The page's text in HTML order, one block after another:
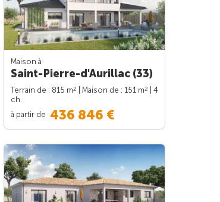
Maison à
Saint-Pierre-d'Aurillac (33)
Terrain de : 815 m2 | Maison de : 151 m2
| 4
ch.
à partir de 436 846 €